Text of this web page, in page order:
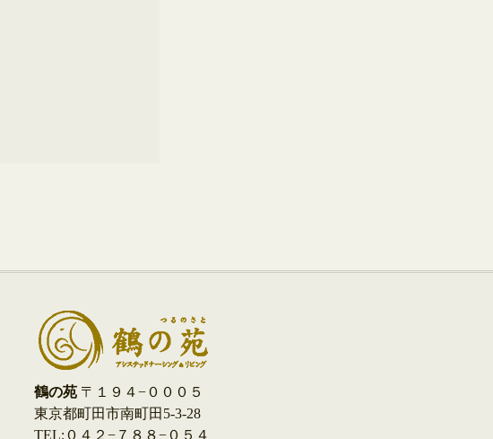
鶴の苑 〒１９４−０００５
東京都町田市南町田5-3-28
TEL:０４２−７８８−０５４